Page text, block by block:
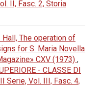
II, Fasc. 2, Storia
Hall, The operation of
for S. Maria Novella
CXV (1973) ,
- CLASSE DI
Serie, Vol. III, Fasc. 4,